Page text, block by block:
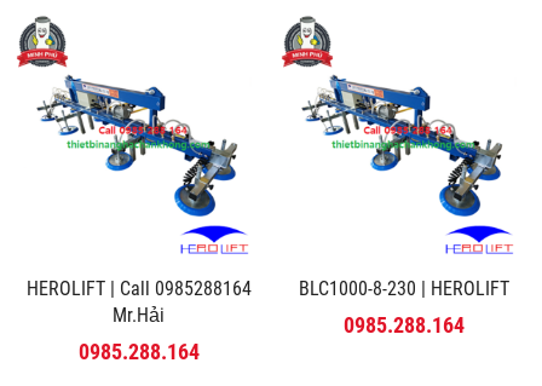
HEROLIFT | Call 0985288164
Mr.Hải
0985.288.164
BLC1000-8-230 | HEROLIFT
0985.288.164